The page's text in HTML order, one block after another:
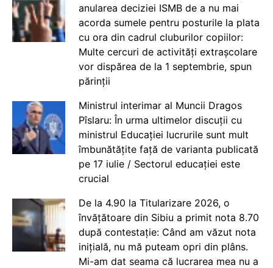
anularea deciziei ISMB de a nu mai
acorda sumele pentru posturile la plata
cu ora din cadrul cluburilor copiilor:
Multe cercuri de activități extrașcolare
vor dispărea de la 1 septembrie, spun
părinții
Ministrul interimar al Muncii Dragos
Pîslaru: În urma ultimelor discuții cu
ministrul Educației lucrurile sunt mult
îmbunătățite față de varianta publicată
pe 17 iulie / Sectorul educației este
crucial
De la 4.90 la Titularizare 2026, o
învățătoare din Sibiu a primit nota 8.70
după contestație: Când am văzut nota
inițială, nu mă puteam opri din plâns.
Mi-am dat seama că lucrarea mea nu a